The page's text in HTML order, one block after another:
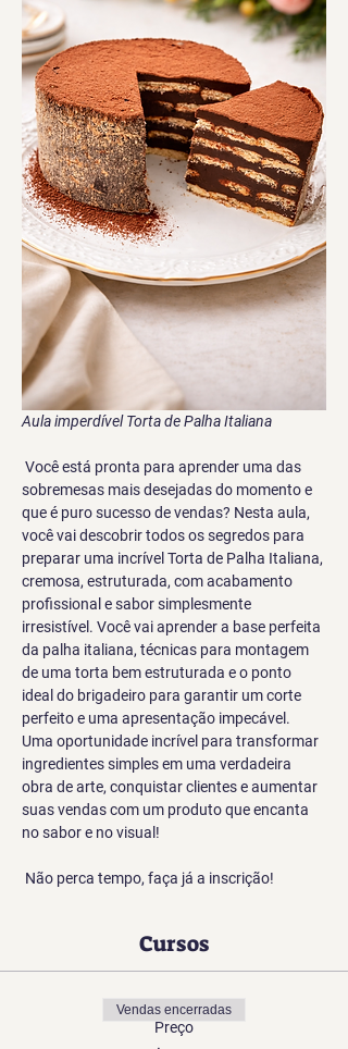
Aula imperdível Torta de Palha Italiana
Você está pronta para aprender uma das
sobremesas mais desejadas do momento e
que é puro sucesso de vendas? Nesta aula,
você vai descobrir todos os segredos para
preparar uma incrível Torta de Palha Italiana,
cremosa, estruturada, com acabamento
profissional e sabor simplesmente
irresistível. Você vai aprender a base perfeita
da palha italiana, técnicas para montagem
de uma torta bem estruturada e o ponto
ideal do brigadeiro para garantir um corte
perfeito e uma apresentação impecável.
Uma oportunidade incrível para transformar
ingredientes simples em uma verdadeira
obra de arte, conquistar clientes e aumentar
suas vendas com um produto que encanta
no sabor e no visual!
Não perca tempo, faça já a inscrição!
Cursos
Preço
Vendas encerradas